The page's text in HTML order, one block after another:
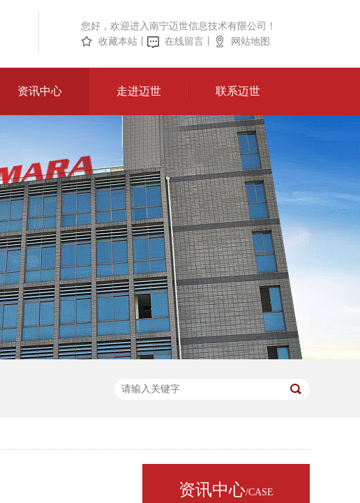
您好，欢迎进入南宁迈世信息技术有限公司！
收藏本站
在线留言 网站地图
资讯中心 走进迈世 联系迈世
资讯中心/CASE